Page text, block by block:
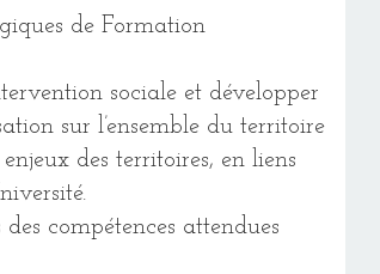
de Formation
sociale et développer
sur l’ensemble du territoire
des territoires, en liens
compétences attendues